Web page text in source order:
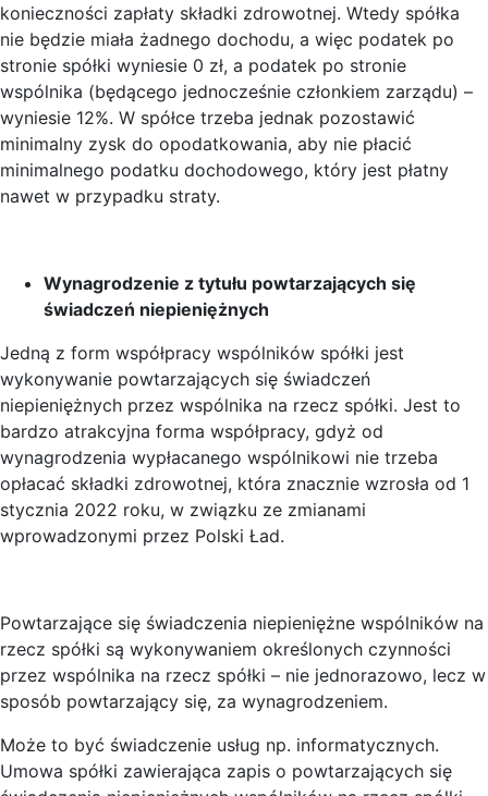
konieczności zapłaty składki zdrowotnej. Wtedy spółka
nie będzie miała żadnego dochodu, a więc podatek po
stronie spółki wyniesie 0 zł, a podatek po stronie
wspólnika (będącego jednocześnie członkiem zarządu) –
wyniesie 12%. W spółce trzeba jednak pozostawić
minimalny zysk do opodatkowania, aby nie płacić
minimalnego podatku dochodowego, który jest płatny
nawet w przypadku straty.
Wynagrodzenie z tytułu powtarzających się
świadczeń niepieniężnych
Jedną z form współpracy wspólników spółki jest
wykonywanie powtarzających się świadczeń
niepieniężnych przez wspólnika na rzecz spółki. Jest to
bardzo atrakcyjna forma współpracy, gdyż od
wynagrodzenia wypłacanego wspólnikowi nie trzeba
opłacać składki zdrowotnej, która znacznie wzrosła od 1
stycznia 2022 roku, w związku ze zmianami
wprowadzonymi przez Polski Ład.
Powtarzające się świadczenia niepieniężne wspólników na
rzecz spółki są wykonywaniem określonych czynności
przez wspólnika na rzecz spółki – nie jednorazowo, lecz w
sposób powtarzający się, za wynagrodzeniem.
Może to być świadczenie usług np. informatycznych.
Umowa spółki zawierająca zapis o powtarzających się